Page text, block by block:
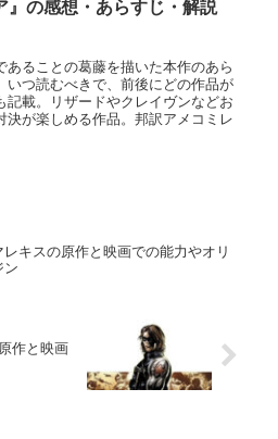
』の感想・あらすじ・解説
あることの葛藤を描いた本作のあら
いつ読むべきで、前後にどの作品が
記載。リザードやクレイヴンなどお
決が楽しめる作品。邦訳アメコミレ
レキスの原作と映画での能力やオリ
ン
作と映画